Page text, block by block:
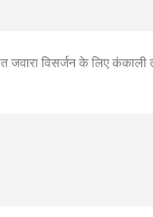
विसर्जन के लिए कंकाली